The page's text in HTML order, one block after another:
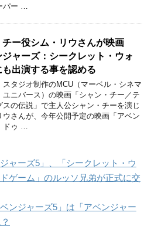
パー …
チー役シム・リウさんが映画
ジャーズ：シークレット・ウォ
も出演する事を認める
スタジオ制作のMCU（マーベル・シネマ
ユニバース）の映画「シャン・チー／テ
スの伝説」で主人公シャン・チーを演じ
ウさんが、今年公開予定の映画「アベン
ドゥ …
ャーズ5」、「シークレット・ウ
ゲーム」のルッソ兄弟が正式に交
ンジャーズ5」は「アベンジャー